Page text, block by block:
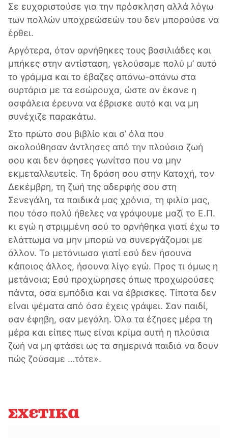
Σε ευχαριστούσε για την πρόσκληση αλλά λόγω
των πολλών υποχρεώσεών του δεν μπορούσε να
έρθει.
Αργότερα, όταν αρνήθηκες τους βασιλιάδες και
μπήκες στην αντίσταση, γελούσαμε πολύ μ’ αυτό
το γράμμα και το έβαζες απάνω-απάνω στα
συρτάρια με τα εσώρουχα, ώστε αν έκανε η
ασφάλεια έρευνα να έβρισκε αυτό και να μη
συνέχιζε παρακάτω.
Στο πρώτο σου βιβλίο και σ’ όλα που
ακολούθησαν άντλησες από την πλούσια ζωή
σου και δεν άφησες γωνίτσα που να μην
εκμεταλλευτείς. Τη δράση σου στην Κατοχή, τον
Δεκέμβρη, τη ζωή της αδερφής σου στη
Σενεγάλη, τα παιδικά μας χρόνια, τη φιλία μας,
που τόσο πολύ ήθελες να γράψουμε μαζί το Ε.Π.
κι εγώ η στριμμένη σού το αρνήθηκα γιατί έχω το
ελάττωμα να μην μπορώ να συνεργάζομαι με
άλλον. Το μετάνιωσα γιατί εσύ δεν ήσουνα
κάποιος άλλος, ήσουνα λίγο εγώ. Προς τι όμως η
μετάνοια; Εσύ προχώρησες όπως προχωρούσες
πάντα, όσα εμπόδια και να έβρισκες. Τίποτα δεν
είναι ψέματα από όσα έχεις γράψει. Σαν παιδί,
σαν έφηβη, σαν μεγάλη. Όλα τα έζησες μέρα τη
μέρα και είπες πως είναι κρίμα αυτή η πλούσια
ζωή να μη φτάσει ως τα σημερινά παιδιά να δουν
πώς ζούσαμε …τότε».
Σχετικά